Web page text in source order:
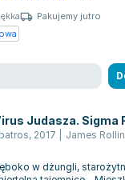
Pakujemy jutro
Judasza. Sigma
, 2017 James
w dżungli,